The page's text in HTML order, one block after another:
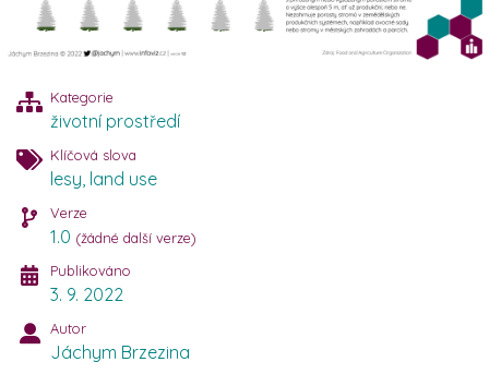
Kategorie
životní prostředí
Klíčová slova
lesy land use
Verze
1.0 (žádné další verze)
Publikováno
3. 9. 2022
Autor
Jáchym Brzezina